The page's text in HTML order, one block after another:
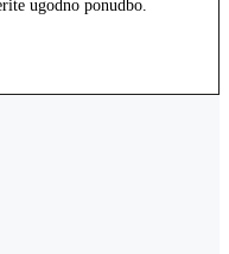
ugodno ponudbo.